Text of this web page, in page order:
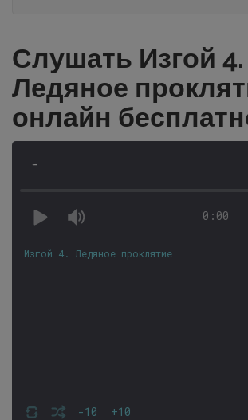
Слушать Изгой 4.
Ледяное
онлайн
-
0:00
-10 +10
Изгой 4. Ледяное проклятие